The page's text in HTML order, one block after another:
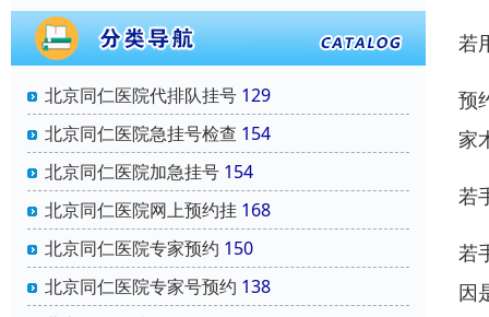
北京同仁医院代排队挂号 129
北京同仁医院急挂号检查 154
北京同仁医院加急挂号 154
北京同仁医院网上预约挂 168
北京同仁医院专家预约 150
北京同仁医院专家号预约 138
若
预
家
若
若
因